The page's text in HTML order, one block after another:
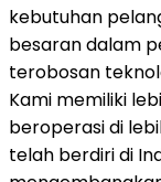
kebutuhan
besaran dalam
terobosan
Kami memiliki
beroperasi di
telah berdiri di